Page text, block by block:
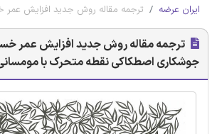
ایران عرضه ترجمه مقاله روش جدید افزایش
ترجمه مقاله روش جدید افزایش عمر
جوشکاری اصطکاکی نقطه متحرک با مومسانی